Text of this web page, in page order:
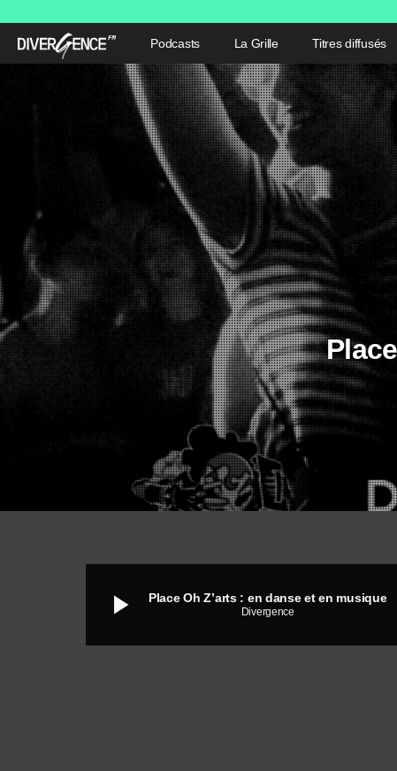
Podcasts La Grille Titres diffusés
play_arrow Place Oh Z’arts : en danse et en musique
Divergence